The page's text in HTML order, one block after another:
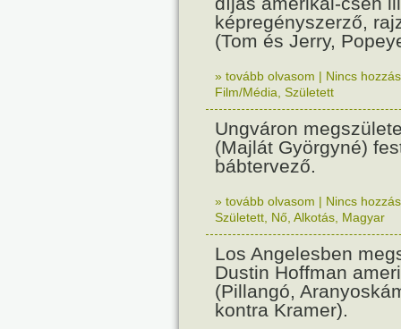
képregényszerző,
(Tom és Jerry,
» tovább olvasom | Nincs
Film/Média Született
Ungváron
(Majlát Györgyné)
bábtervező.
» tovább olvasom | Nincs
Született Nő Alkotás Magyar
Los Angelesben
Dustin Hoffman
(Pillangó,
kontra Kramer).